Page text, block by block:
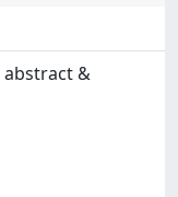
&